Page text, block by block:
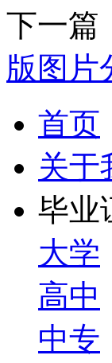
下一篇
版图片
首页
关于
毕业
大学
高中
中专